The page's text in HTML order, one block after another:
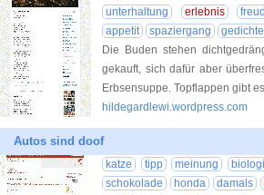
unterhaltung
erlebnis
appetit
spaziergang gedichte
Die Buden stehen
gekauft, sich dafür aber
Erbsensuppe. Topflappen gibt
hildegardlewi.wordpress.com
Autos sind doof
katze tipp meinung
schokolade
honda damals